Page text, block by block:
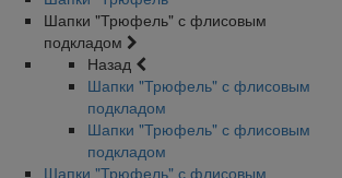
Шапки "Трюфель" с флисовым
подкладом
Назад
Шапки "Трюфель" с флисовым
подкладом
Шапки "Трюфель" с флисовым
подкладом
Шапки "Трюфель" с флисовым